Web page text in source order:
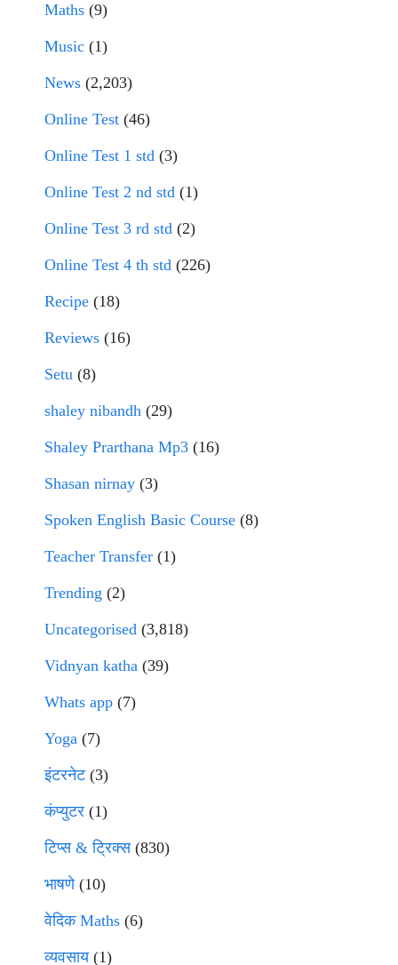
Maths (9)
Music (1)
News (2,203)
Online Test (46)
Online Test 1 std (3)
Online Test 2 nd std (1)
Online Test 3 rd std (2)
Online Test 4 th std (226)
Recipe (18)
Reviews (16)
Setu (8)
shaley nibandh (29)
Shaley Prarthana Mp3 (16)
Shasan nirnay (3)
Spoken English Basic Course (8)
Teacher Transfer (1)
Trending (2)
Uncategorised (3,818)
Vidnyan katha (39)
Whats app (7)
Yoga (7)
इंटरनेट(3)
कंप्युटर (1)
टिप्स & ट्रिक्स(830)
भाषणे(10)
वेदिक Maths (6)
व्यवसाय(1)